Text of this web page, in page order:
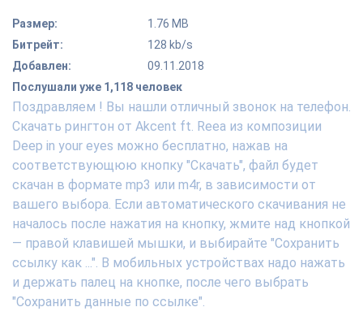
Размер:
1.76 MB
Битрейт:
128 kb/s
Добавлен:
09.11.2018
Послушали уже 1,118 человек
Поздравляем ! Вы нашли отличный звонок на телефон.
Скачать рингтон от Akcent ft. Reea из композиции
Deep in your eyes можно бесплатно, нажав на
соответствующюю кнопку "Скачать", файл будет
скачан в формате mp3 или m4r, в зависимости от
вашего выбора. Если автоматического скачивания не
началось после нажатия на кнопку, жмите над кнопкой
— правой клавишей мышки, и выбирайте "Сохранить
ссылку как ...". В мобильных устройствах надо нажать
и держать палец на кнопке, после чего выбрать
"Сохранить данные по ссылке".